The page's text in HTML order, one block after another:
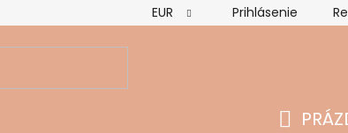
Hodnotenie obchodu Vrátenie
EUR Prihlásenie